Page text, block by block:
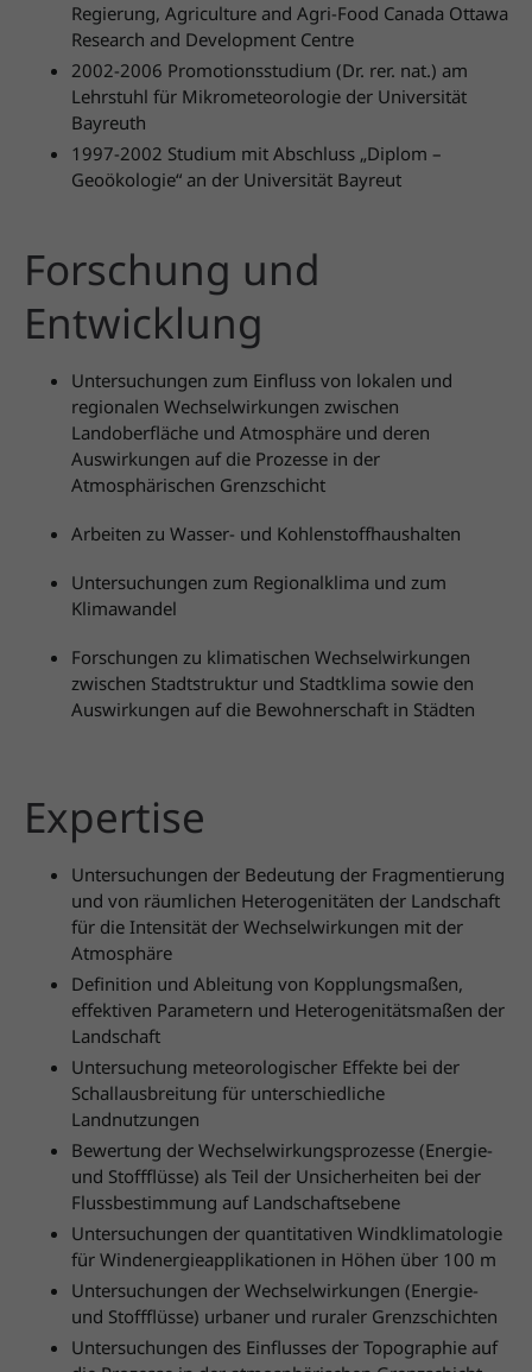
Regierung, Agriculture and Agri-Food Canada Ottawa
Research and Development Centre
2002-2006 Promotionsstudium (Dr. rer. nat.) am
Lehrstuhl für Mikrometeorologie der Universität
Bayreuth
1997-2002 Studium mit Abschluss „Diplom –
Geoökologie“ an der Universität Bayreut
Forschung und
Entwicklung
Untersuchungen zum Einfluss von lokalen und
regionalen Wechselwirkungen zwischen
Landoberfläche und Atmosphäre und deren
Auswirkungen auf die Prozesse in der
Atmosphärischen Grenzschicht
Arbeiten zu Wasser- und Kohlenstoffhaushalten
Untersuchungen zum Regionalklima und zum
Klimawandel
Forschungen zu klimatischen Wechselwirkungen
zwischen Stadtstruktur und Stadtklima sowie den
Auswirkungen auf die Bewohnerschaft in Städten
Expertise
Untersuchungen der Bedeutung der Fragmentierung
und von räumlichen Heterogenitäten der Landschaft
für die Intensität der Wechselwirkungen mit der
Atmosphäre
Definition und Ableitung von Kopplungsmaßen,
effektiven Parametern und Heterogenitätsmaßen der
Landschaft
Untersuchung meteorologischer Effekte bei der
Schallausbreitung für unterschiedliche
Landnutzungen
Bewertung der Wechselwirkungsprozesse (Energie-
und Stoffflüsse) als Teil der Unsicherheiten bei der
Flussbestimmung auf Landschaftsebene
Untersuchungen der quantitativen Windklimatologie
für Windenergieapplikationen in Höhen über 100 m
Untersuchungen der Wechselwirkungen (Energie-
und Stoffflüsse) urbaner und ruraler Grenzschichten
Untersuchungen des Einflusses der Topographie auf